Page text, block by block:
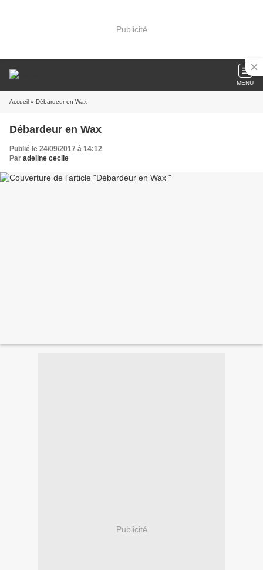
Publicité
MENU
Accueil » Débardeur en Wax
Débardeur en Wax
Publié le 24/09/2017 à 14:12
Par adeline cecile
Publicité